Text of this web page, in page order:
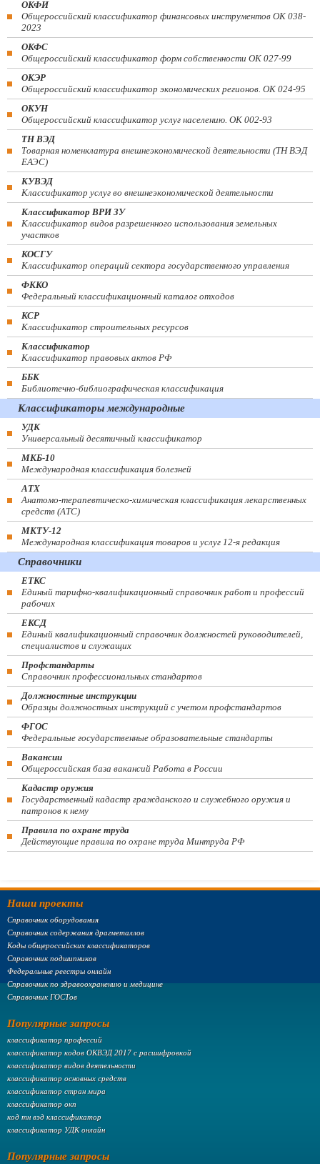
ОКФИ
Общероссийский классификатор финансовых инструментов OK 038-
2023
ОКФС
Общероссийский классификатор форм собственности ОК 027-99
ОКЭР
Общероссийский классификатор экономических регионов. ОК 024-95
ОКУН
Общероссийский классификатор услуг населению. ОК 002-93
ТН ВЭД
Товарная номенклатура внешнеэкономической деятельности (ТН ВЭД
ЕАЭС)
КУВЭД
Классификатор услуг во внешнеэкономической деятельности
Классификатор ВРИ ЗУ
Классификатор видов разрешенного использования земельных
участков
КОСГУ
Классификатор операций сектора государственного управления
ФККО
Федеральный классификационный каталог отходов
КСР
Классификатор строительных ресурсов
Классификатор
Классификатор правовых актов РФ
ББК
Библиотечно-библиографическая классификация
Классификаторы международные
УДК
Универсальный десятичный классификатор
МКБ-10
Международная классификация болезней
АТХ
Анатомо-терапевтическо-химическая классификация лекарственных
средств (ATC)
МКТУ-12
Международная классификация товаров и услуг 12-я редакция
Справочники
ЕТКС
Единый тарифно-квалификационный справочник работ и профессий
рабочих
ЕКСД
Единый квалификационный справочник должностей руководителей,
специалистов и служащих
Профстандарты
Справочник профессиональных стандартов
Должностные инструкции
Образцы должностных инструкций с учетом профстандартов
ФГОС
Федеральные государственные образовательные стандарты
Вакансии
Общероссийская база вакансий Работа в России
Кадастр оружия
Государственный кадастр гражданского и служебного оружия и
патронов к нему
Правила по охране труда
Действующие правила по охране труда Минтруда РФ
Наши проекты
Справочник оборудования
Справочник содержания драгметаллов
Коды общероссийских классификаторов
Справочник подшипников
Федеральные реестры онлайн
Справочник по здравоохранению и медицине
Справочник ГОСТов
Популярные запросы
классификатор профессий
классификатор кодов ОКВЭД 2017 с расшифровкой
классификатор видов деятельности
классификатор основных средств
классификатор стран мира
классификатор окп
код тн вэд классификатор
классификатор УДК онлайн
Популярные запросы